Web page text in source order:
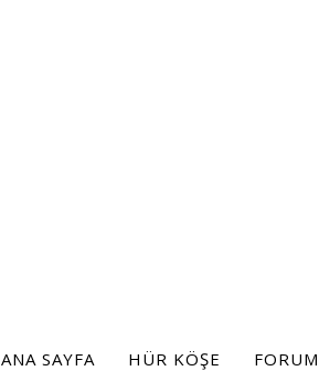
ANA SAYFA HÜR KÖŞE FORUM